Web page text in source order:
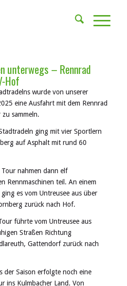
unterwegs – Rennrad
Hof
wurde von unserer
eine Ausfahrt mit dem Rennrad
sammeln.
ging mit vier Sportlern
auf Asphalt mit rund 60
nahmen dann elf
Rennmaschinen teil. An einem
es vom Untreusee aus über
zurück nach Hof.
führte vom Untreusee aus
Straßen Richtung
Gattendorf zurück nach
der Saison erfolgte noch eine
ins Kulmbacher Land. Von